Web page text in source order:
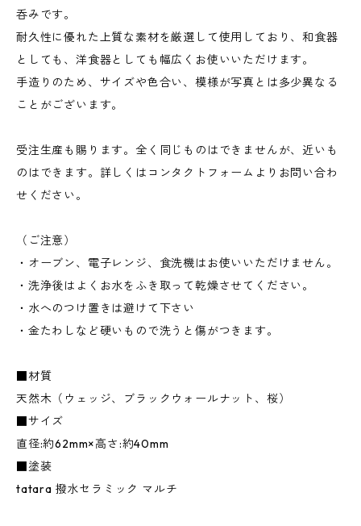
呑みです。
耐久性に優れた上質な素材を厳選して使用しており、和食器
としても、洋食器としても幅広くお使いいただけます。
手造りのため、サイズや色合い、模様が写真とは多少異なる
ことがございます。
受注生産も賜ります。全く同じものはできませんが、近いも
のはできます。詳しくはコンタクトフォームよりお問い合わ
せください。
（ご注意）
・オーブン、電子レンジ、食洗機はお使いいただけません。
・洗浄後はよくお水をふき取って乾燥させてください。
・水へのつけ置きは避けて下さい
・金たわしなど硬いもので洗うと傷がつきます。
■材質
天然木（ウェッジ、ブラックウォールナット、桜）
■サイズ
直径:約62mm×高さ:約40mm
■塗装
tatara 撥水セラミック マルチ